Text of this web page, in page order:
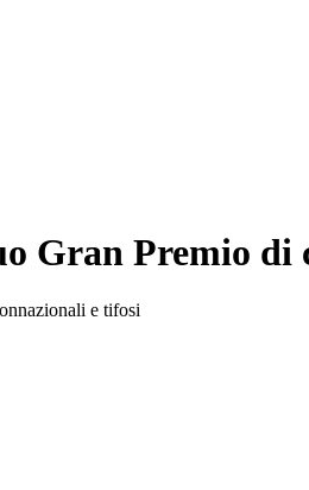
Gran Premio di
e tifosi